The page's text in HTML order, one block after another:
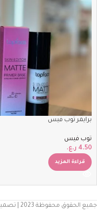
برايمر توب فيس
توب فيس
4.50 ر.ع.
قراءة المزيد
جميع الحقوق محفوظة 2023 | تصميم وتطوير exan.app